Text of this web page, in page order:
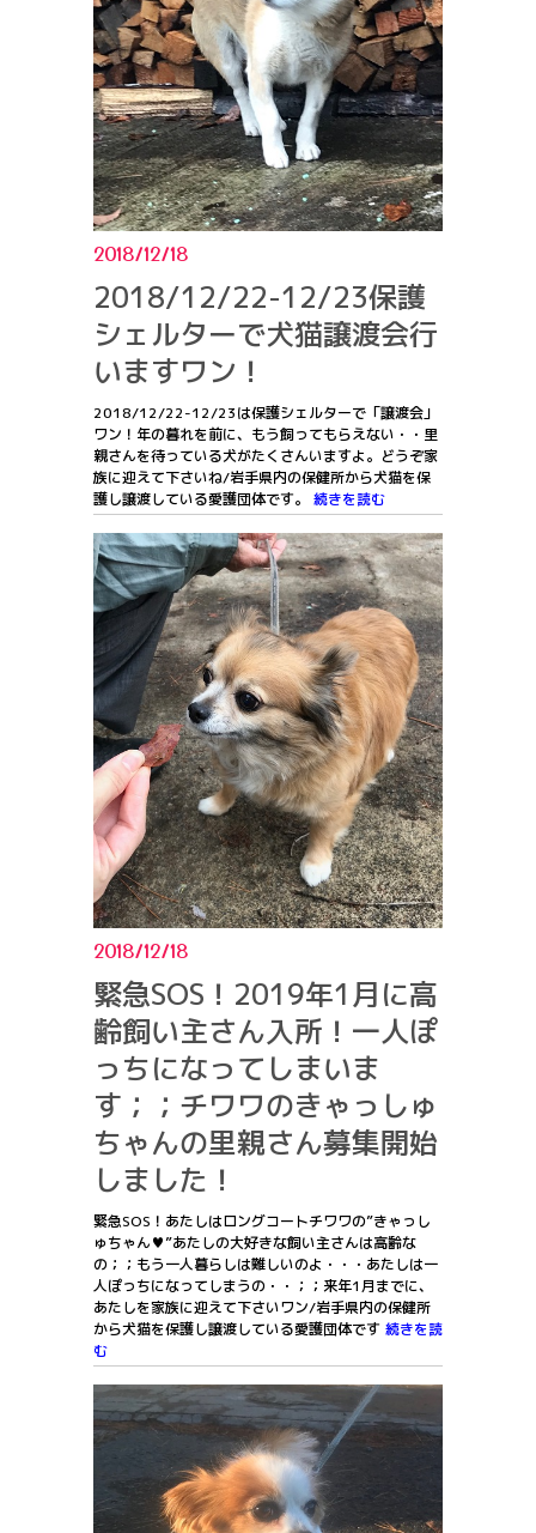
2018/12/18
2018/12/22-12/23保護
シェルターで犬猫譲渡会行
いますワン！
2018/12/22-12/23は保護シェルターで「譲渡会」
ワン！年の暮れを前に、もう飼ってもらえない・・里
親さんを待っている犬がたくさんいますよ。どうぞ家
族に迎えて下さいね/岩手県内の保健所から犬猫を保
護し譲渡している愛護団体です。 続きを読む
2018/12/18
緊急SOS！2019年1月に高
齢飼い主さん入所！一人ぽ
っちになってしまいま
す；；チワワのきゃっしゅ
ちゃんの里親さん募集開始
しました！
緊急SOS！あたしはロングコートチワワの”きゃっし
ゅちゃん♥”あたしの大好きな飼い主さんは高齢な
の；；もう一人暮らしは難しいのよ・・・あたしは一
人ぽっちになってしまうの・・；；来年1月までに、
あたしを家族に迎えて下さいワン/岩手県内の保健所
から犬猫を保護し譲渡している愛護団体です 続きを読
む